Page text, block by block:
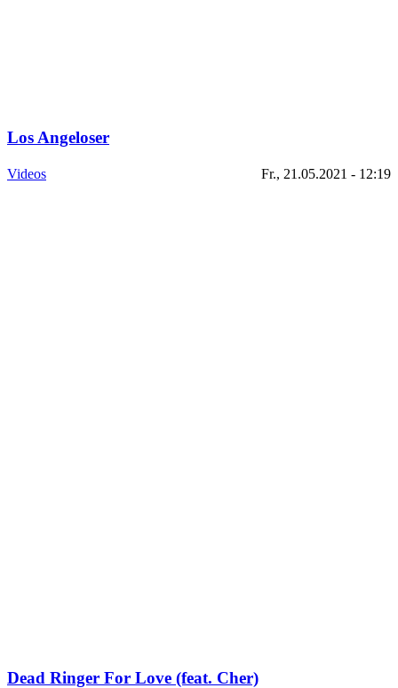
Los Angeloser
Videos Fr., 21.05.2021 - 12:19
Dead Ringer For Love (feat. Cher)